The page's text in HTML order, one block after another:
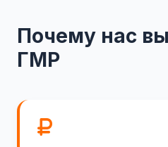
Почему нас
ГМР